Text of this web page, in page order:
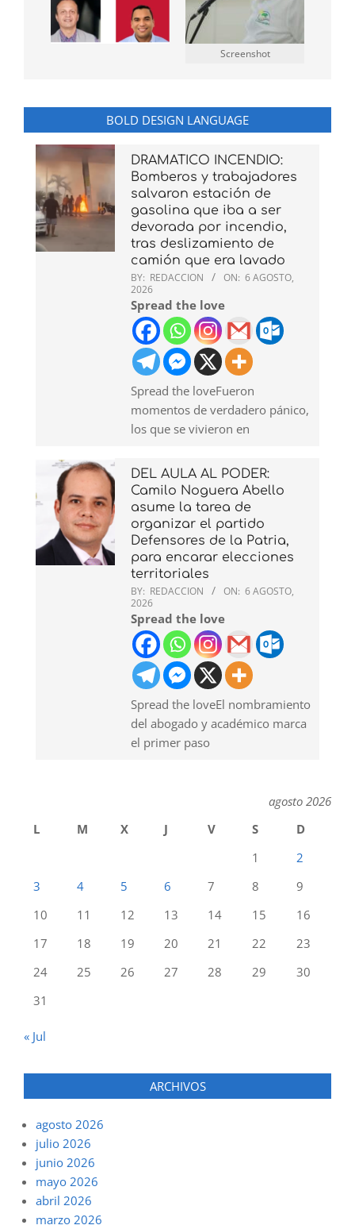
Screenshot
BOLD DESIGN LANGUAGE
DRAMATICO INCENDIO:
Bomberos y trabajadores
salvaron estación de
gasolina que iba a ser
devorada por incendio,
tras deslizamiento de
camión que era lavado
BY: REDACCION ON: 6 AGOSTO,
2026
Spread the love
Spread the loveFueron
momentos de verdadero pánico,
los que se vivieron en
DEL AULA AL PODER:
Camilo Noguera Abello
asume la tarea de
organizar el partido
Defensores de la Patria,
para encarar elecciones
territoriales
BY: REDACCION ON: 6 AGOSTO,
2026
Spread the love
Spread the loveEl nombramiento
del abogado y académico marca
el primer paso
agosto 2026
L
M X J V S
D
1
2
3
4 5 6 7 8
9
10
11 12 13 14 15
16
17
18 19 20 21 22
23
24
25 26 27 28 29
30
31
« Jul
ARCHIVOS
agosto 2026
julio 2026
junio 2026
mayo 2026
abril 2026
marzo 2026